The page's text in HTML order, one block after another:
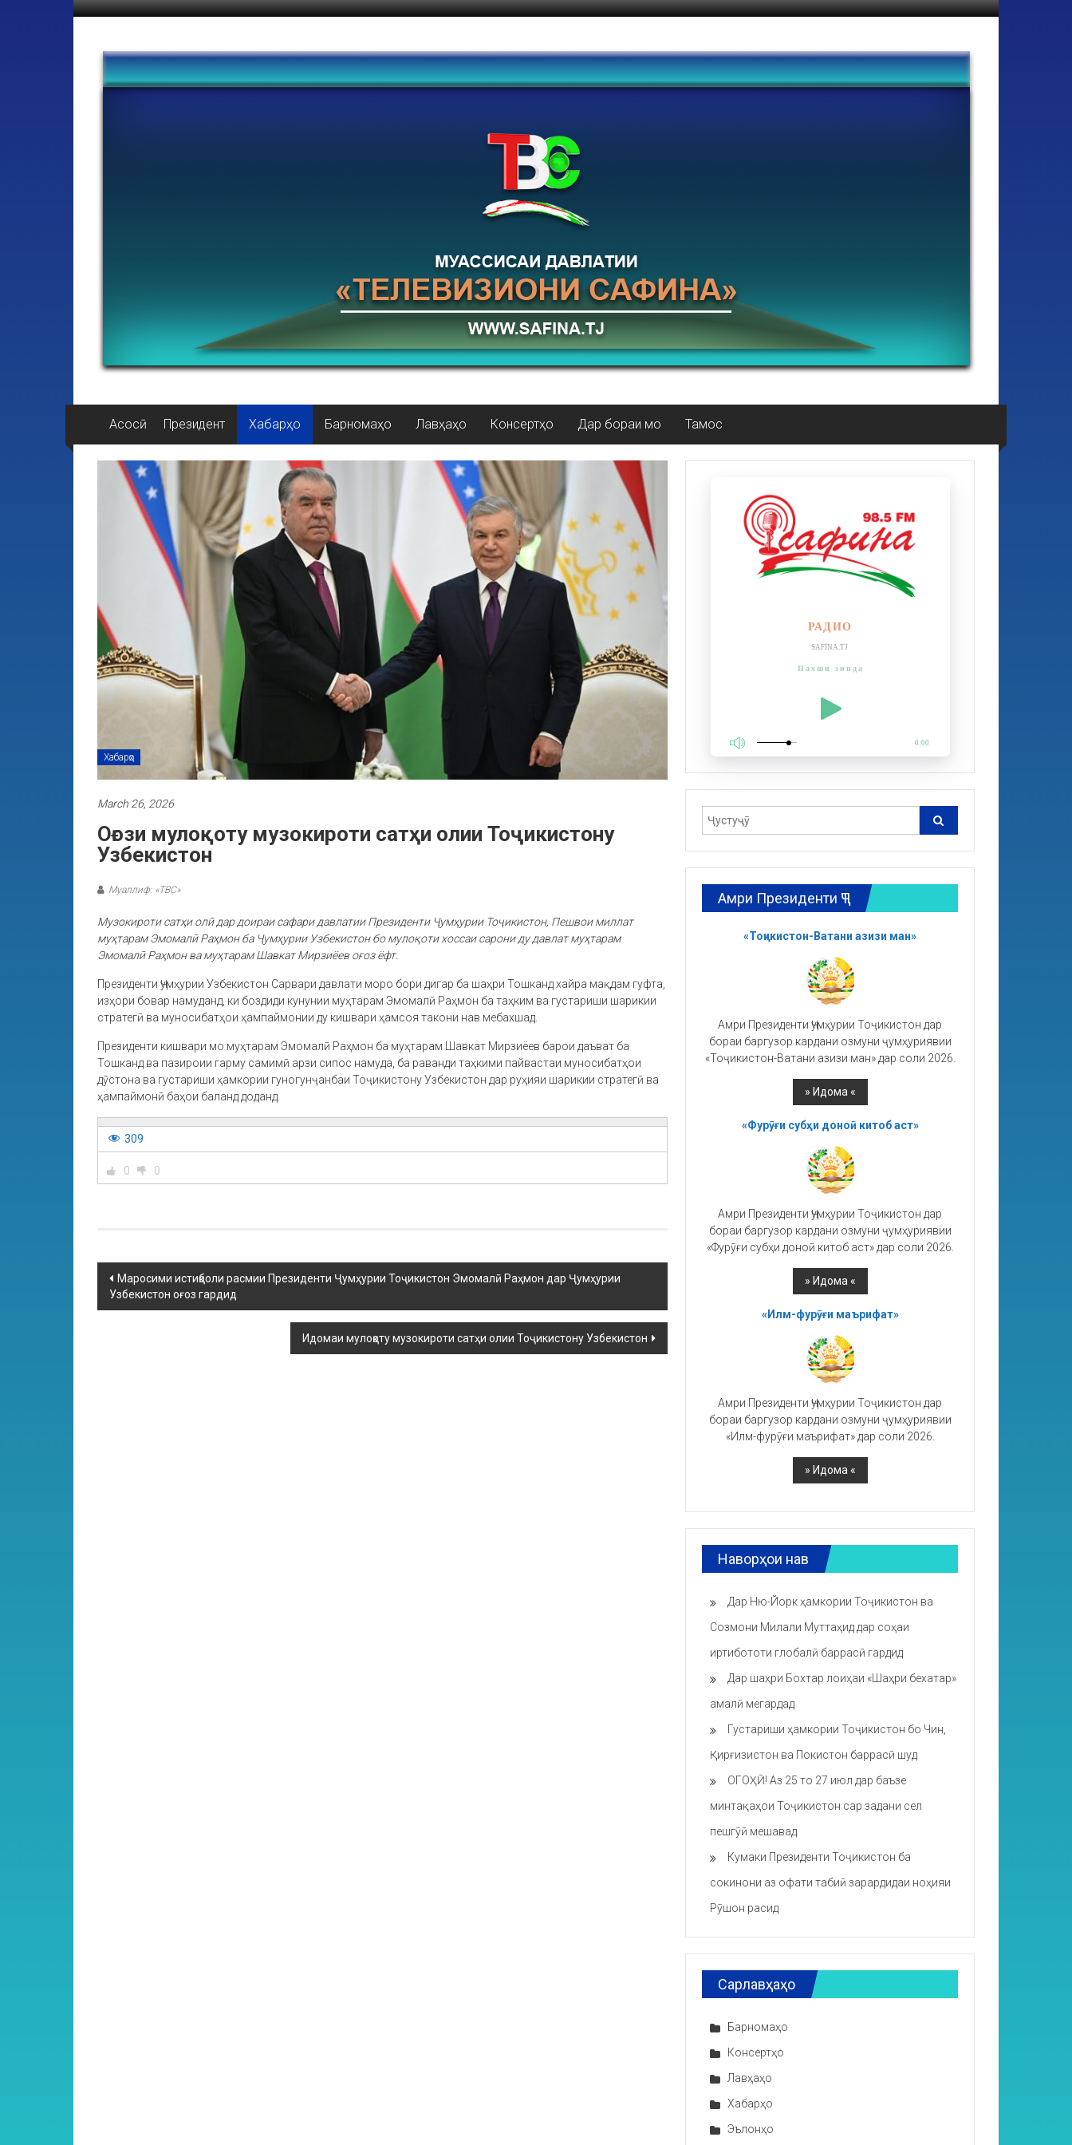
Асосӣ Президент Хабарҳо Барномаҳо Лавҳаҳо Консертҳо Дар бораи мо Тамос
Хабарҳо
March 26, 2026
Оғози мулоқоту музокироти сатҳи олии Тоҷикистону
Узбекистон
Муаллиф: «ТВС»
Музокироти сатҳи олӣ дар доираи сафари давлатии Президенти Ҷумҳурии Тоҷикистон, Пешвои миллат
муҳтарам Эмомалӣ Раҳмон ба Ҷумҳурии Узбекистон бо мулоқоти хоссаи сарони ду давлат муҳтарам
Эмомалӣ Раҳмон ва муҳтарам Шавкат Мирзиёев оғоз ёфт.
Президенти Ҷумҳурии Узбекистон Сарвари давлати моро бори дигар ба шаҳри Тошканд хайра мақдам гуфта,
изҳори бовар намуданд, ки боздиди кунунии муҳтарам Эмомалӣ Раҳмон ба таҳким ва густариши шарикии
стратегӣ ва муносибатҳои ҳампаймонии ду кишвари ҳамсоя такони нав мебахшад.
Президенти кишвари мо муҳтарам Эмомалӣ Раҳмон ба муҳтарам Шавкат Мирзиёев барои даъват ба
Тошканд ва пазироии гарму самимӣ арзи сипос намуда, ба раванди таҳкими пайвастаи муносибатҳои
дӯстона ва густариши ҳамкории гуногунҷанбаи Тоҷикистону Узбекистон дар руҳияи шарикии стратегӣ ва
ҳампаймонӣ баҳои баланд доданд.
309
0 0
Маросими истиқболи расмии Президенти Ҷумҳурии Тоҷикистон Эмомалӣ Раҳмон дар Ҷумҳурии
Узбекистон оғоз гардид
Идомаи мулоқоту музокироти сатҳи олии Тоҷикистону Узбекистон
РАДИО
SAFINA.TJ
Пахши зинда
0:00
Амри Президенти ҶТ
«Тоҷикистон-Ватани азизи ман»
Амри Президенти Ҷумҳурии Тоҷикистон дар
бораи баргузор кардани озмуни ҷумҳуриявии
«Тоҷикистон-Ватани азизи ман» дар соли 2026.
«Фурӯғи субҳи доноӣ китоб аст»
Амри Президенти Ҷумҳурии Тоҷикистон дар
бораи баргузор кардани озмуни ҷумҳуриявии
«Фурӯғи субҳи доноӣ китоб аст» дар соли 2026.
«Илм-фурӯғи маърифат»
Амри Президенти Ҷумҳурии Тоҷикистон дар
бораи баргузор кардани озмуни ҷумҳуриявии
«Илм-фурӯғи маърифат» дар соли 2026.
Наворҳои нав
Дар Ню-Йорк ҳамкории Тоҷикистон ва
Созмони Милали Муттаҳид дар соҳаи
иртибототи глобалӣ баррасӣ гардид
Дар шаҳри Бохтар лоиҳаи «Шаҳри бехатар»
амалӣ мегардад
Густариши ҳамкории Тоҷикистон бо Чин,
Қирғизистон ва Покистон баррасӣ шуд
ОГОҲӢ! Аз 25 то 27 июл дар баъзе
минтақаҳои Тоҷикистон сар задани сел
пешгӯӣ мешавад
Кумаки Президенти Тоҷикистон ба
сокинони аз офати табиӣ зарардидаи ноҳияи
Рӯшон расид
Сарлавҳаҳо
Барномаҳо
Консертҳо
Лавҳаҳо
Хабарҳо
Эълонҳо